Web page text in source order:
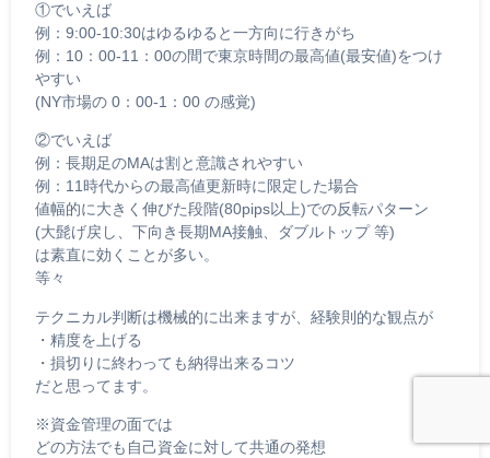
①でいえば
例：9:00-10:30はゆるゆると一方向に行きがち
例：10：00-11：00の間で東京時間の最高値(最安値)をつけ
やすい
(NY市場の 0：00-1：00 の感覚)
②でいえば
例：長期足のMAは割と意識されやすい
例：11時代からの最高値更新時に限定した場合
値幅的に大きく伸びた段階(80pips以上)での反転パターン
(大髭げ戻し、下向き長期MA接触、ダブルトップ 等)
は素直に効くことが多い。
等々
テクニカル判断は機械的に出来ますが、経験則的な観点が
・精度を上げる
・損切りに終わっても納得出来るコツ
だと思ってます。
※資金管理の面では
どの方法でも自己資金に対して共通の発想